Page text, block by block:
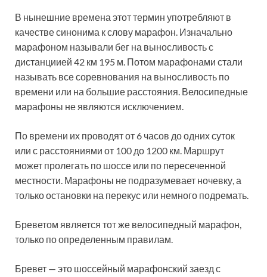
В нынешние времена этот термин употребляют в
качестве синонима к слову марафон. Изначально
марафоном называли бег на выносливость с
дистанциией 42 км 195 м. Потом марафонами стали
называть все соревнования на выносливость по
времени или на большие расстояния. Велосипедные
марафоны не являются исключением.
По времени их проводят от 6 часов до одних суток
или с расстояниями от 100 до 1200 км. Маршрут
может пролегать по шоссе или по пересеченной
местности. Марафоны не подразумевает ночевку, а
только остановки на перекус или немного подремать.
Бреветом является тот же велосипедный марафон,
только по определенным правилам.
Бревет — это шоссейный марафонский заезд с